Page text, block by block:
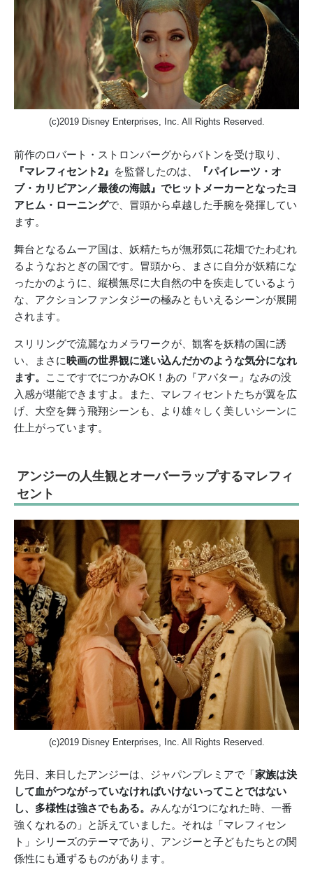
(c)2019 Disney Enterprises, Inc. All Rights Reserved.
前作のロバート・ストロンバーグからバトンを受け取り、
『マレフィセント2』 を監督したのは、
『パイレーツ・オ
ブ・カリビアン／最後の海賊』でヒットメーカーとなったヨ
アヒム・ローニングで、冒頭から卓越した手腕を発揮してい
ます。
舞台となるムーア国は、妖精たちが無邪気に花畑でたわむれ
るようなおとぎの国です。冒頭から、まさに自分が妖精にな
ったかのように、縦横無尽に大自然の中を疾走しているよう
な、アクションファンタジーの極みともいえるシーンが展開
されます。
スリリングで流麗なカメラワークが、観客を妖精の国に誘
い、まさに映画の世界観に迷い込んだかのような気分になれ
ます。
ここですでにつかみOK！あの『アバター』なみの没
入感が堪能できますよ。また、マレフィセントたちが翼を広
げ、大空を舞う飛翔シーンも、より雄々しく美しいシーンに
仕上がっています。
アンジーの人生観とオーバーラップするマレフィ
セント
(c)2019 Disney Enterprises, Inc. All Rights Reserved.
先日、来日したアンジーは、ジャパンプレミアで「家族は決
して血がつながっていなければいけないってことではない
し、多様性は強さでもある。 みんなが1つになれた時、一番
強くなれるの」と訴えていました。それは「マレフィセン
ト」シリーズのテーマであり、アンジーと子どもたちとの関
係性にも通ずるものがあります。